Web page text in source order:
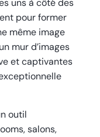
uns à côté des
pour former
même image
mur d’images
et captivantes
outil
salons,